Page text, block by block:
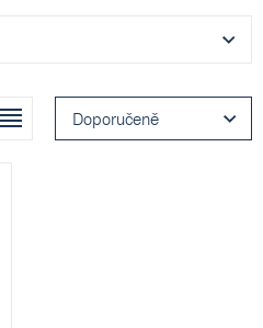
Doporučeně
Kachle Seznam